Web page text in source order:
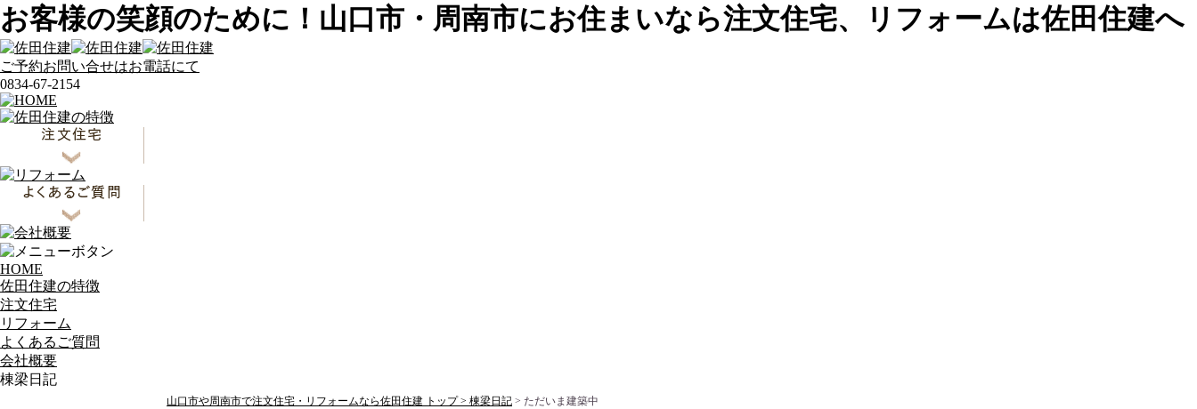
お客様の笑顔のために！山口市・周南市にお住まいなら注文住宅、リフォームは佐田住建へ
ご予約お問い合せはお電話にて
0834-67-2154
HOME
佐田住建の特徴
注文住宅
リフォーム
よくあるご質問
会社概要
棟梁日記
山口市や周南市で注文住宅・リフォームなら佐田住建 トップ > 棟梁日記 > ただいま建築中